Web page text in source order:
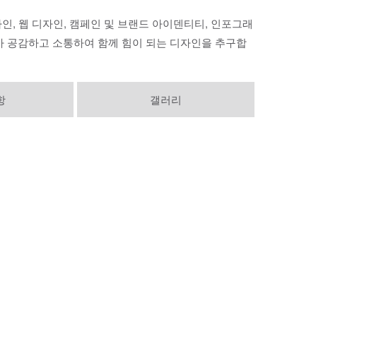
, 웹 디자인, 캠페인 및 브랜드 아이덴티티, 인포그래
공감하고 소통하여 함께 힘이 되는 디자인을 추구합
갤러리